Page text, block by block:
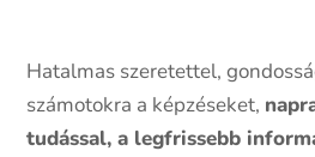
Hatalmas szeretettel,
számotokra a képzéseket,
tudással, a legfrissebb